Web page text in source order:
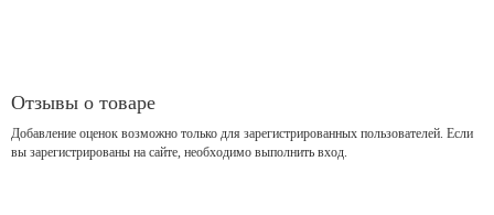
Отзывы о товаре
Добавление оценок возможно только для зарегистрированных пользователей. Если
вы зарегистрированы на сайте, необходимо выполнить вход.